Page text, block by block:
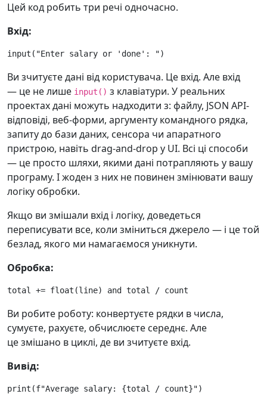
Цей код робить три речі одночасно.
Вхід:
input ( "Enter salary or 'done': ")
Ви зчитуєте дані від користувача. Це вхід. Але вхід
— це не лише input() з клавіатури. У реальних
проектах дані можуть надходити з: файлу, JSON API-
відповіді, веб-форми, аргументу командного рядка,
запиту до бази даних, сенсора чи апаратного
пристрою, навіть drag-and-drop у UI. Всі ці способи
— це просто шляхи, якими дані потрапляють у вашу
програму. І жоден з них не повинен змінювати вашу
логіку обробки.
Якщо ви змішали вхід і логіку, доведеться
переписувати все, коли зміниться джерело — і це той
безлад, якого ми намагаємося уникнути.
Обробка:
total += float (line) and total / count
Ви робите роботу: конвертуєте рядки в числа,
сумуєте, рахуєте, обчислюєте середнє. Але
це змішано в циклі, де ви зчитуєте вхід.
Вивід:
print (f"Average salary: {total / count}")